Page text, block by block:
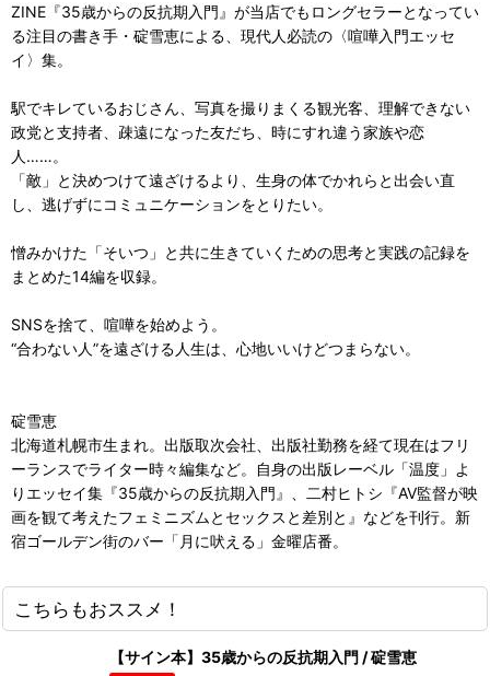
ZINE『35歳からの反抗期入門』が当店でもロングセラーとなってい
る注目の書き手・碇雪恵による、現代人必読の〈喧嘩入門エッセ
イ〉集。
駅でキレているおじさん、写真を撮りまくる観光客、理解できない
政党と支持者、疎遠になった友だち、時にすれ違う家族や恋
人……。
「敵」と決めつけて遠ざけるより、生身の体でかれらと出会い直
し、逃げずにコミュニケーションをとりたい。
憎みかけた「そいつ」と共に生きていくための思考と実践の記録を
まとめた14編を収録。
SNSを捨て、喧嘩を始めよう。
“合わない人”を遠ざける人生は、心地いいけどつまらない。
碇雪恵
北海道札幌市生まれ。出版取次会社、出版社勤務を経て現在はフリ
ーランスでライター時々編集など。自身の出版レーベル「温度」よ
りエッセイ集『35歳からの反抗期入門』、二村ヒトシ『AV監督が映
画を観て考えたフェミニズムとセックスと差別と』などを刊行。新
宿ゴールデン街のバー「月に吠える」金曜店番。
こちらもおススメ！
【サイン本】35歳からの反抗期入門 / 碇雪恵